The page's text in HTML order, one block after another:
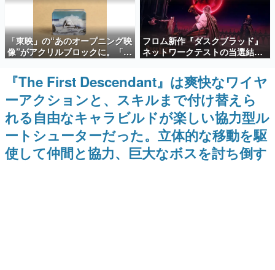
連載・特集一覧
殿堂入り記事
SNS拡散数が数千以上！ ページビュー数万以上！ などな
ど。多くの人々に読まれた、電ファミ渾身の“殿堂入り”記
事をまとめました。
ゲームの企画書
名作ゲームクリエイターの方々に製作時のエピソードをお
聞きし、ヒットする企画（ゲーム）とは何か？を探ってい
きます。
赫本
この物語を解いてはいけない。『赫本』は、〈試験問題〉
の形をした短編ホラー小説集です。
敗すると「YOU DIED」
て、BPOが議論を交わす
「東映」の“あのオープニング映
像”がアクリルブロックに。「東
映ヒストリカル グッズコレクシ
ョン」が8月下旬より発売
フロム新作『ダスクブラッド』
ネットワークテストの当選結果
が8月7日22時に発表。応募サイ
トのマイページから確認可能、
テスト実施は8月21日～24日
『The First Descendant』は爽快なワイヤ
ーアクションと、スキルまで付け替えら
れる自由なキャラビルドが楽しい協力型ル
ートシューターだった。立体的な移動を駆
使して仲間と協力、巨大なボスを討ち倒す